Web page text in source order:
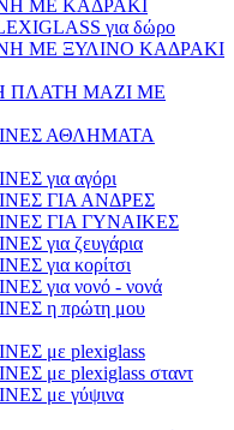
ΜΕ ΚΑΔΡΑΚΙ
για δώρο
ΜΕ ΞΥΛΙΝΟ ΚΑΔΡΑΚΙ
ΠΛΑΤΗ ΜΑΖΙ ΜΕ
ΑΘΛΗΜΑΤΑ
για αγόρι
ΓΙΑ ΑΝΔΡΕΣ
ΓΙΑ ΓΥΝΑΙΚΕΣ
για ζευγάρια
για κορίτσι
για νονό - νονά
η πρώτη μου
με plexiglass
με plexiglass σταντ
με γύψινα